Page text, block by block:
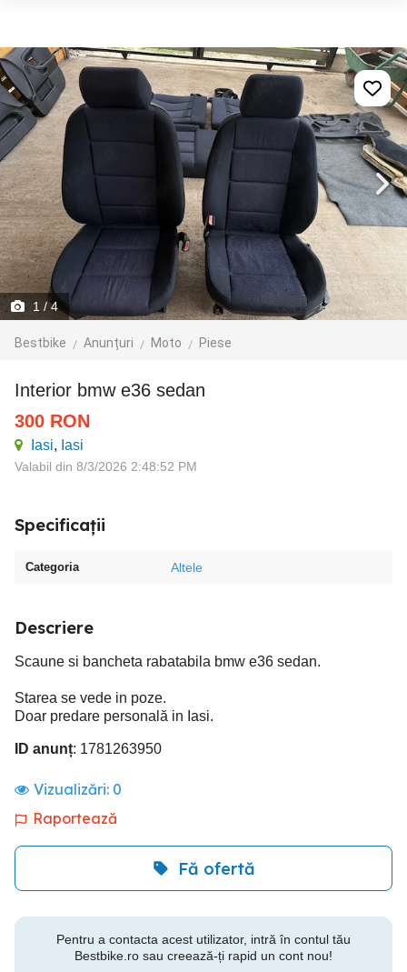
1 / 4
Bestbike Anunțuri Moto Piese
Interior bmw e36 sedan
300 RON
Iasi, Iasi
Valabil din 8/3/2026 2:48:52 PM
Specificații
Categoria Altele
Descriere
Scaune si bancheta rabatabila bmw e36 sedan.
Starea se vede in poze.
Doar predare personală in Iasi.
ID anunț: 1781263950
Vizualizări: 0
Raportează
Fă ofertă
Pentru a contacta acest utilizator, intră în contul tău
Bestbike.ro sau creează-ți rapid un cont nou!